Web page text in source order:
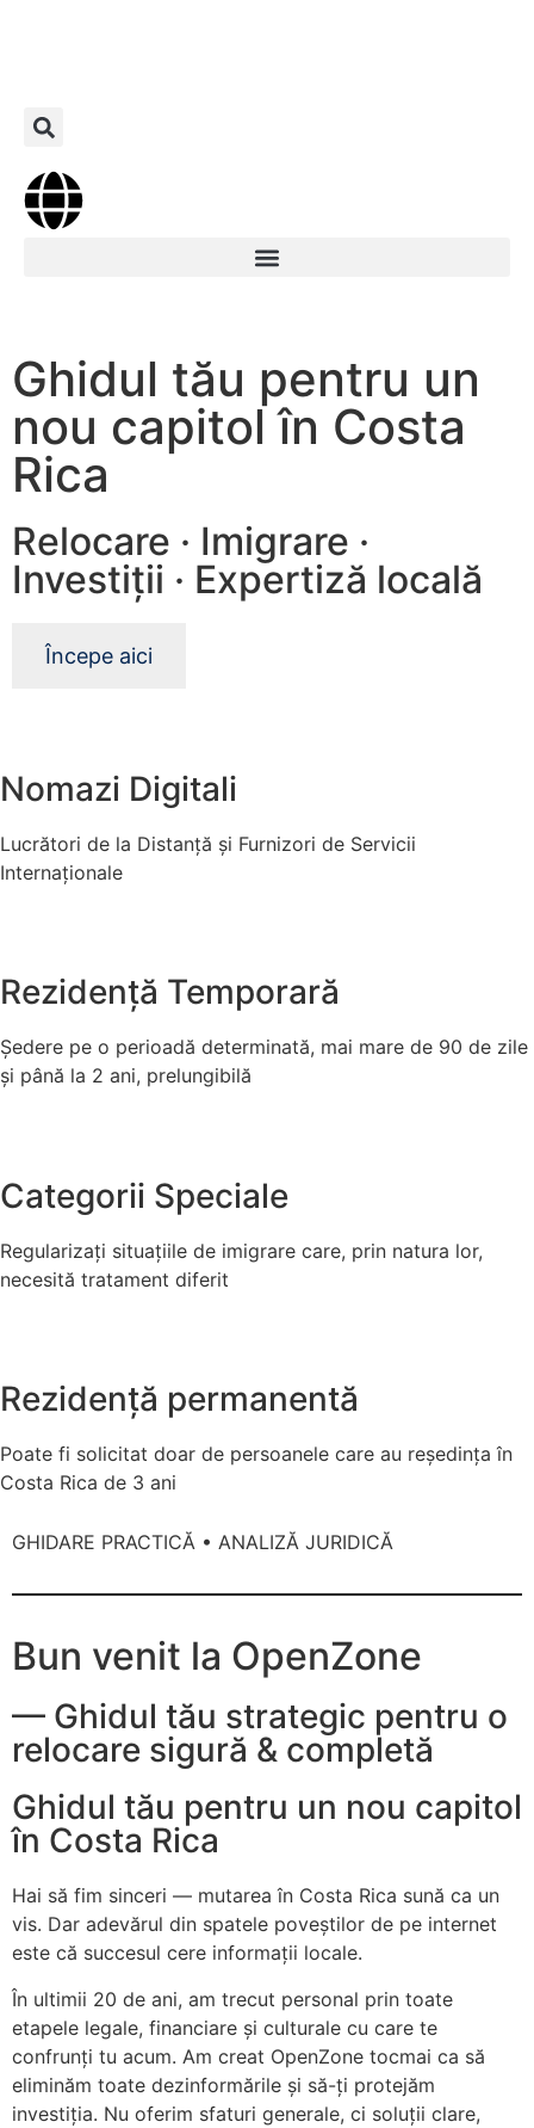
Ghidul tău pentru un
nou capitol în Costa
Rica
Relocare · Imigrare ·
Investiții · Expertiză locală
Începe aici
Nomazi Digitali
Lucrători de la Distanță și Furnizori de Servicii
Internaționale
Rezidență Temporară
Ședere pe o perioadă determinată, mai mare de 90 de zile
și până la 2 ani, prelungibilă
Categorii Speciale
Regularizați situațiile de imigrare care, prin natura lor,
necesită tratament diferit
Rezidență permanentă
Poate fi solicitat doar de persoanele care au reședința în
Costa Rica de 3 ani
GHIDARE PRACTICĂ • ANALIZĂ JURIDICĂ
Bun venit la OpenZone
— Ghidul tău strategic pentru o
relocare sigură & completă
Ghidul tău pentru un nou capitol
în Costa Rica
Hai să fim sinceri — mutarea în Costa Rica sună ca un
vis. Dar adevărul din spatele poveștilor de pe internet
este că succesul cere informații locale.
În ultimii 20 de ani, am trecut personal prin toate
etapele legale, financiare și culturale cu care te
confrunți tu acum. Am creat OpenZone tocmai ca să
eliminăm toate dezinformările și să-ți protejăm
investiția. Nu oferim sfaturi generale, ci soluții clare,